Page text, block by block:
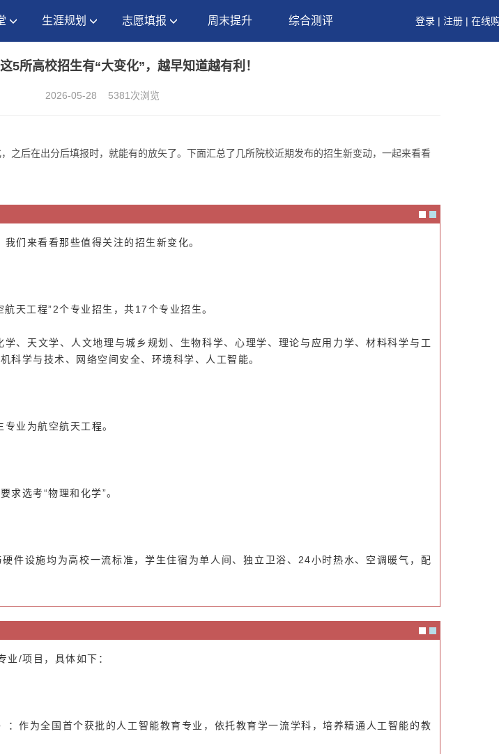
生涯规划 志愿填报 周末提升 综合测评 登录 | 注册 | 在线
5所高校招生有“大变化”，越早知道越有利！
2026-05-28 5381次浏览
之后在出分后填报时，就能有的放矢了。下面汇总了几所院校近期发布的招生新变动，一起来看看
们来看看那些值得关注的招生新变化。
航天工程”2个专业招生，共17个专业招生。
、天文学、 人文地理与城乡规划 、生物科学、心理学、理论与应用力学、材料科学与工
科学与技术、网络空间安全、环境科学、人工智能。
业为航空航天工程。
求选考“物理和化学”。
件设施均为高校一流标准，学生住宿为单人间、独立卫浴、24小时热水、空调暖气，配
业/项目，具体如下：
：作为全国首个获批的人工智能教育专业，依托教育学一流学科，培养精通人工智能的教